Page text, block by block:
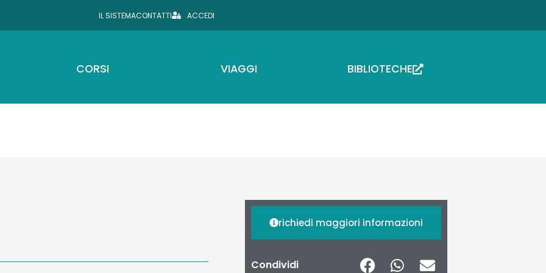
IL SISTEMACONTATTI ACCEDI
CORSI VIAGGI BIBLIOTECHE
richiedi maggiori informazioni
Condividi